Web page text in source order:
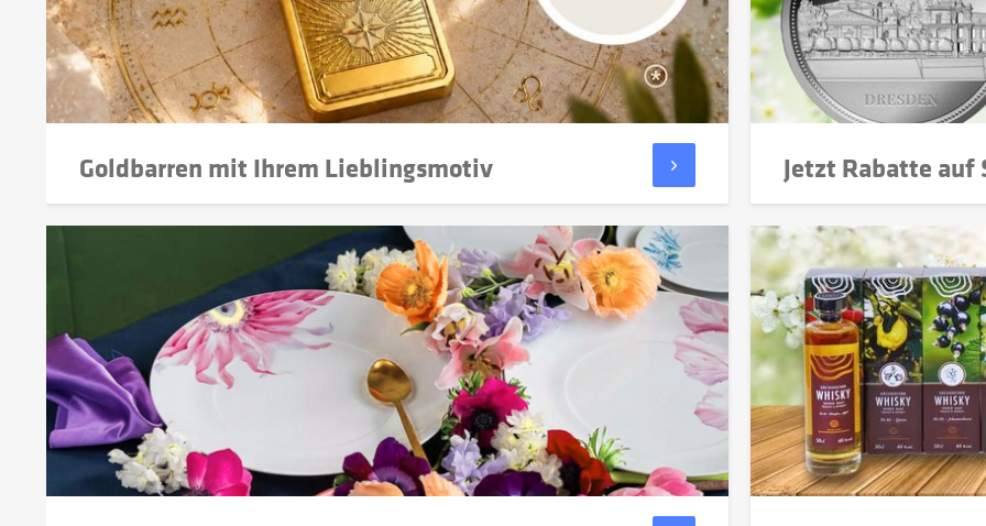
Goldbarren mit Ihrem Lieblingsmotiv Jetzt Rabatte auf